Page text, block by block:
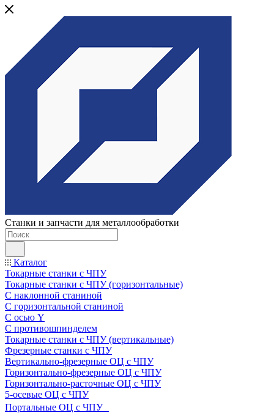
Станки и запчасти для металлообработки
Каталог
Токарные станки с ЧПУ
Токарные станки с ЧПУ (горизонтальные)
С наклонной станиной
С горизонтальной станиной
С осью Y
С противошпинделем
Токарные станки с ЧПУ (вертикальные)
Фрезерные станки с ЧПУ
Вертикально-фрезерные ОЦ с ЧПУ
Горизонтально-фрезерные ОЦ с ЧПУ
Горизонтально-расточные ОЦ с ЧПУ
5-осевые ОЦ с ЧПУ
Портальные ОЦ с ЧПУ